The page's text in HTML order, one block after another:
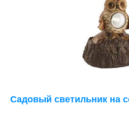
Садовый светильник на